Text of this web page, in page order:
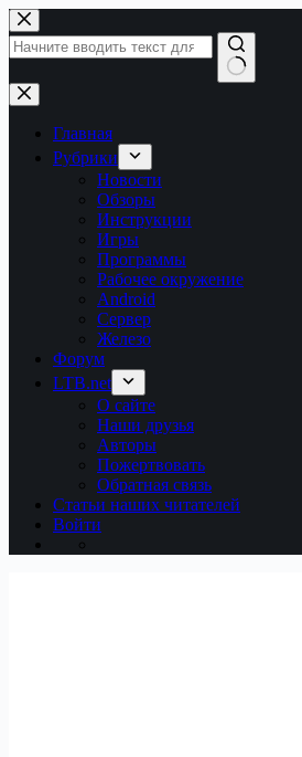
Перейти
к
сути
Ничего
не
найденоГлавная
Рубрики
Новости
Обзоры
Инструкции
Игры
Программы
Рабочее окружение
Android
Сервер
Железо
Форум
LTB.net
О сайте
Наши друзья
Авторы
Пожертвовать
Обратная связь
Статьи наших читателей
Войти